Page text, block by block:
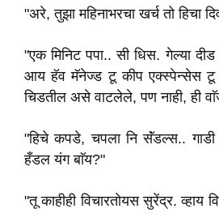
"अरे, तुझा महिनाभरचा खर्च तो हिचा
"एक मिनिट पपा.. सी धिस. गेल्या
आय हॅव मॅनेज्ड टू कीप एक्स्पेन्सेस टू द
चिडतील असे वाटलेले, पण नाही, ही
"हिचे कपडे, चपला नि सॅंडल्स.. गाडी
हँडल यंग बाॅय?"
"तू काहीही विचारतोयस सुरेंद्र. व्हाय